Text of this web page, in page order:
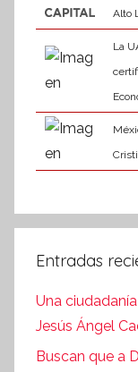
Alto
La
Entradas
Una
Jesús Ángel
Buscan que a